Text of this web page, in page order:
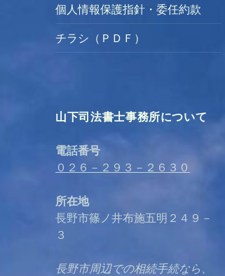
個人情報保護指針・委任約款
チラシ（ＰＤＦ）
山下司法書士事務所について
電話番号
０２６－２９３－２６３０
所在地
長野市篠ノ井布施五明２４９－
３
長野市周辺での相続手続なら、